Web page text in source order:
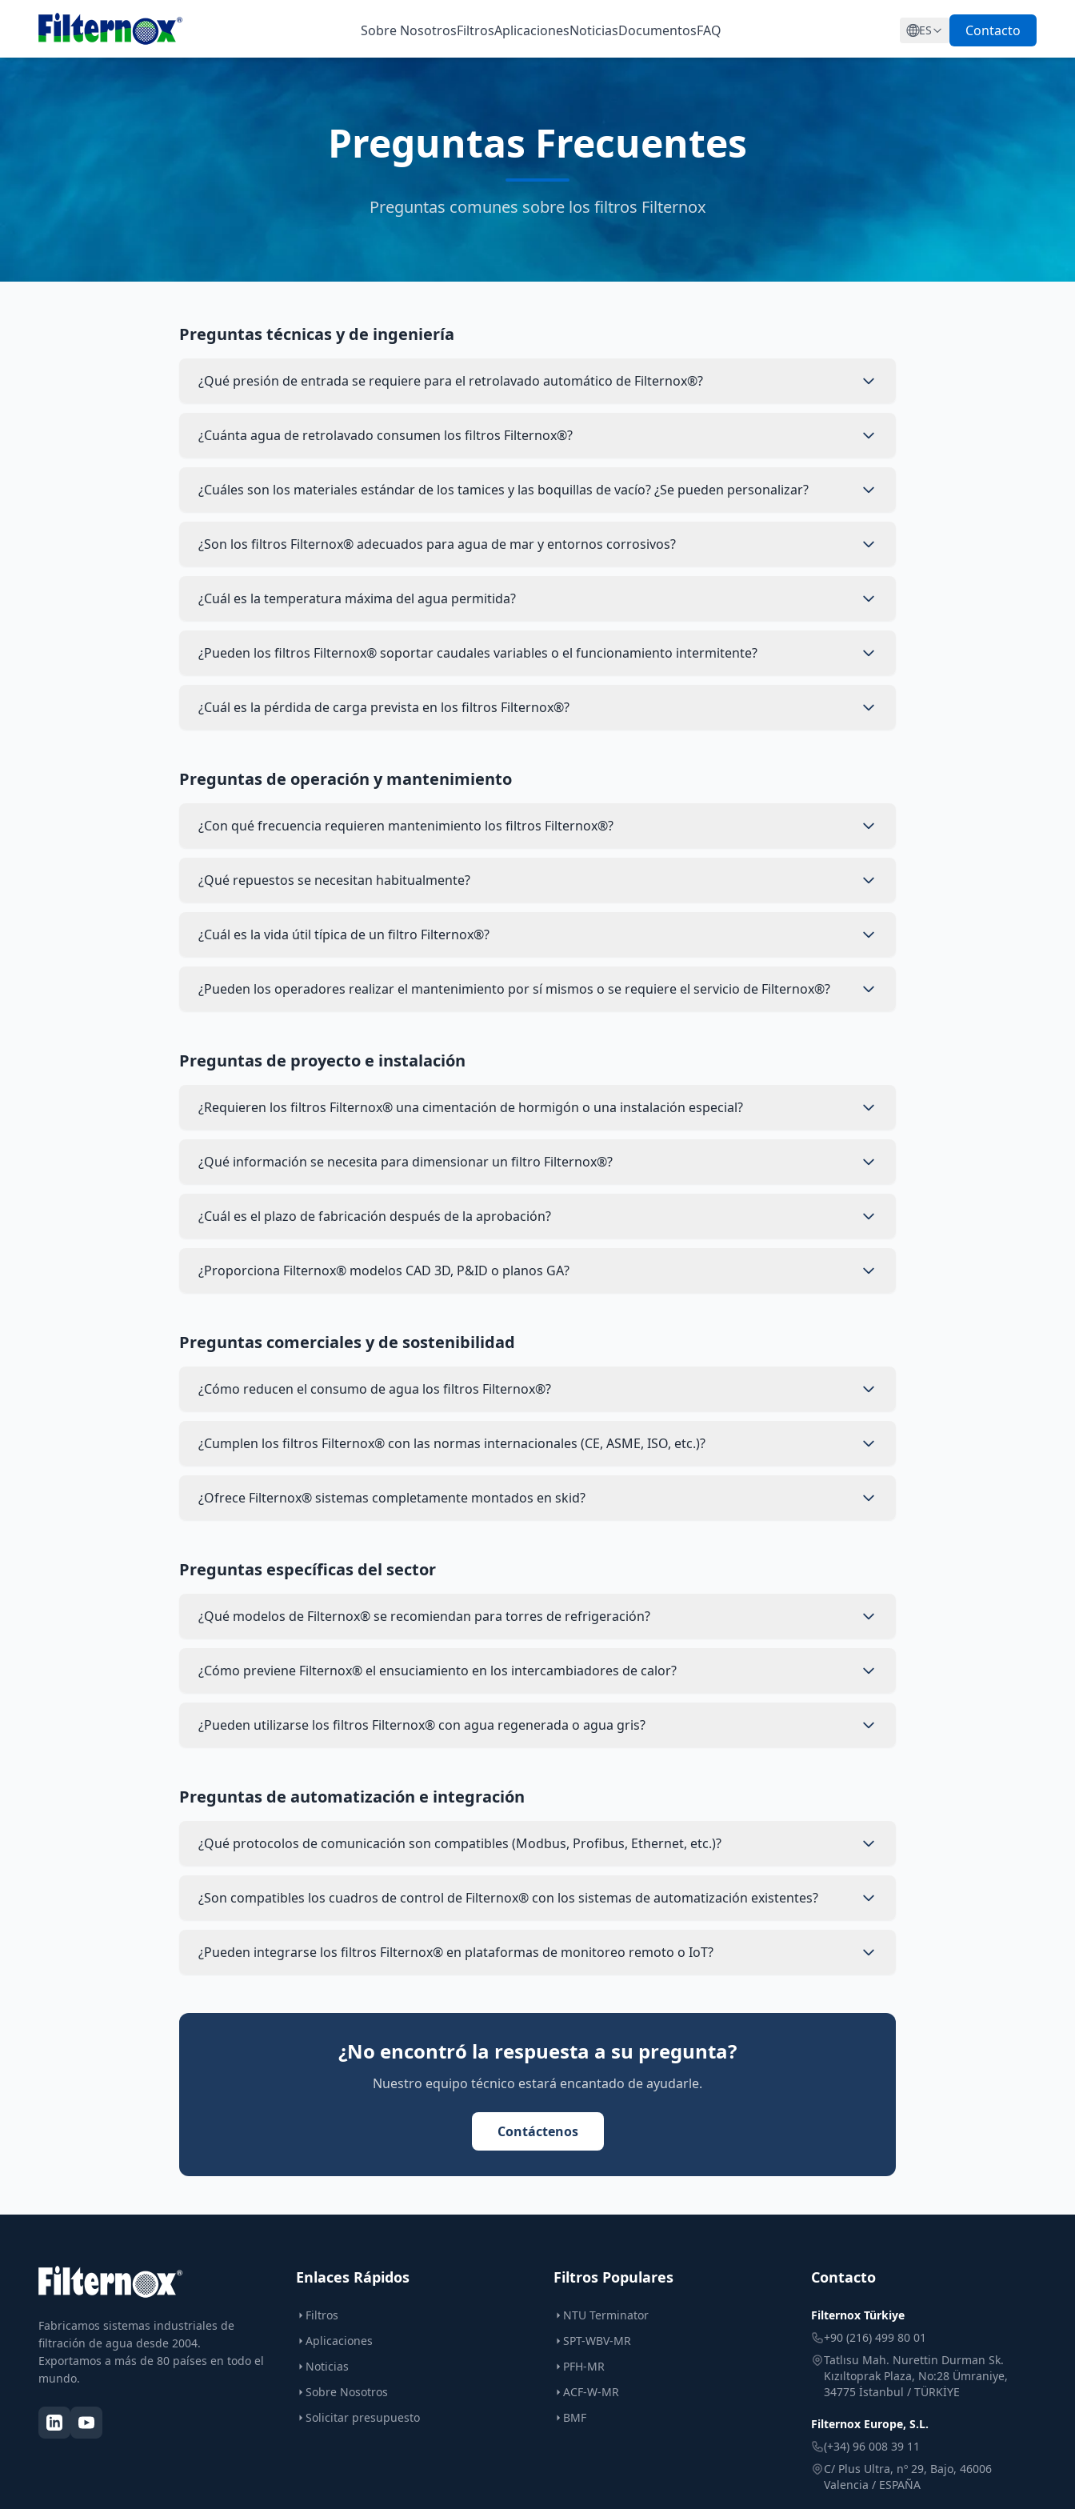
Sobre NosotrosFiltrosAplicacionesNoticiasDocumentosFAQ ES Contacto
Preguntas Frecuentes
Preguntas comunes sobre los filtros Filternox
Preguntas técnicas y de ingeniería
¿Qué presión de entrada se requiere para el retrolavado automático de Filternox®?
¿Cuánta agua de retrolavado consumen los filtros Filternox®?
¿Cuáles son los materiales estándar de los tamices y las boquillas de vacío? ¿Se pueden personalizar?
¿Son los filtros Filternox® adecuados para agua de mar y entornos corrosivos?
¿Cuál es la temperatura máxima del agua permitida?
¿Pueden los filtros Filternox® soportar caudales variables o el funcionamiento intermitente?
¿Cuál es la pérdida de carga prevista en los filtros Filternox®?
Preguntas de operación y mantenimiento
¿Con qué frecuencia requieren mantenimiento los filtros Filternox®?
¿Qué repuestos se necesitan habitualmente?
¿Cuál es la vida útil típica de un filtro Filternox®?
¿Pueden los operadores realizar el mantenimiento por sí mismos o se requiere el servicio de Filternox®?
Preguntas de proyecto e instalación
¿Requieren los filtros Filternox® una cimentación de hormigón o una instalación especial?
¿Qué información se necesita para dimensionar un filtro Filternox®?
¿Cuál es el plazo de fabricación después de la aprobación?
¿Proporciona Filternox® modelos CAD 3D, P&ID o planos GA?
Preguntas comerciales y de sostenibilidad
¿Cómo reducen el consumo de agua los filtros Filternox®?
¿Cumplen los filtros Filternox® con las normas internacionales (CE, ASME, ISO, etc.)?
¿Ofrece Filternox® sistemas completamente montados en skid?
Preguntas específicas del sector
¿Qué modelos de Filternox® se recomiendan para torres de refrigeración?
¿Cómo previene Filternox® el ensuciamiento en los intercambiadores de calor?
¿Pueden utilizarse los filtros Filternox® con agua regenerada o agua gris?
Preguntas de automatización e integración
¿Qué protocolos de comunicación son compatibles (Modbus, Profibus, Ethernet, etc.)?
¿Son compatibles los cuadros de control de Filternox® con los sistemas de automatización existentes?
¿Pueden integrarse los filtros Filternox® en plataformas de monitoreo remoto o IoT?
¿No encontró la respuesta a su pregunta?
Nuestro equipo técnico estará encantado de ayudarle.
Contáctenos
Fabricamos sistemas industriales de
filtración de agua desde 2004.
Exportamos a más de 80 países en todo el
mundo.
Enlaces Rápidos
Filtros
Aplicaciones
Noticias
Sobre Nosotros
Solicitar presupuesto
Filtros Populares
NTU Terminator
SPT-WBV-MR
PFH-MR
ACF-W-MR
BMF
Contacto
Filternox Türkiye
+90 (216) 499 80 01
Tatlısu Mah. Nurettin Durman Sk.
Kızıltoprak Plaza, No:28 Ümraniye,
34775 İstanbul / TÜRKİYE
Filternox Europe, S.L.
(+34) 96 008 39 11
C/ Plus Ultra, nº 29, Bajo, 46006
Valencia / ESPAÑA